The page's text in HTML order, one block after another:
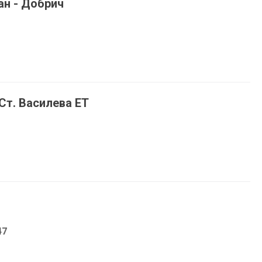
- Добрич
Василева ЕТ